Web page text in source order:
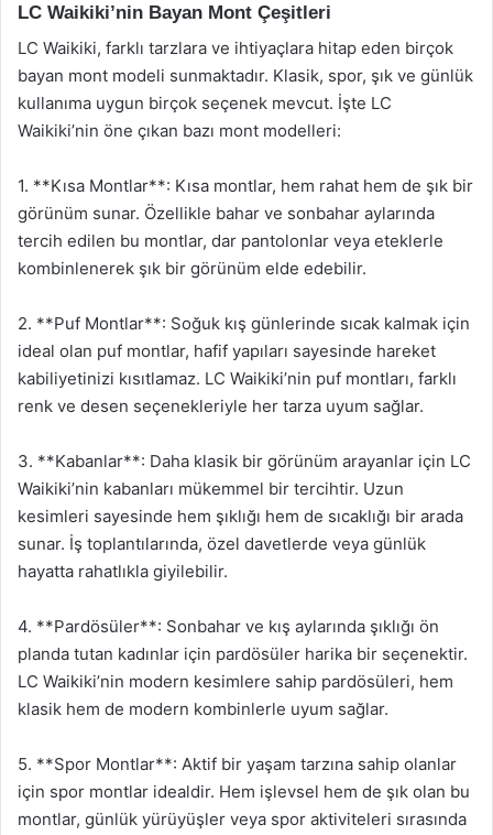
LC Waikiki’nin Bayan Mont Çeşitleri
LC Waikiki, farklı tarzlara ve ihtiyaçlara hitap eden birçok
bayan mont modeli sunmaktadır. Klasik, spor, şık ve günlük
kullanıma uygun birçok seçenek mevcut. İşte LC
Waikiki’nin öne çıkan bazı mont modelleri:
1. **Kısa Montlar**: Kısa montlar, hem rahat hem de şık bir
görünüm sunar. Özellikle bahar ve sonbahar aylarında
tercih edilen bu montlar, dar pantolonlar veya eteklerle
kombinlenerek şık bir görünüm elde edebilir.
2. **Puf Montlar**: Soğuk kış günlerinde sıcak kalmak için
ideal olan puf montlar, hafif yapıları sayesinde hareket
kabiliyetinizi kısıtlamaz. LC Waikiki’nin puf montları, farklı
renk ve desen seçenekleriyle her tarza uyum sağlar.
3. **Kabanlar**: Daha klasik bir görünüm arayanlar için LC
Waikiki’nin kabanları mükemmel bir tercihtir. Uzun
kesimleri sayesinde hem şıklığı hem de sıcaklığı bir arada
sunar. İş toplantılarında, özel davetlerde veya günlük
hayatta rahatlıkla giyilebilir.
4. **Pardösüler**: Sonbahar ve kış aylarında şıklığı ön
planda tutan kadınlar için pardösüler harika bir seçenektir.
LC Waikiki’nin modern kesimlere sahip pardösüleri, hem
klasik hem de modern kombinlerle uyum sağlar.
5. **Spor Montlar**: Aktif bir yaşam tarzına sahip olanlar
için spor montlar idealdir. Hem işlevsel hem de şık olan bu
montlar, günlük yürüyüşler veya spor aktiviteleri sırasında